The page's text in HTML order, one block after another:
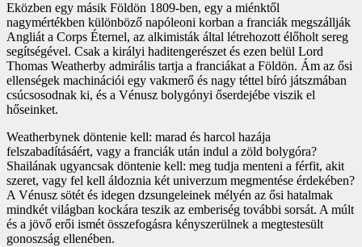
Eközben egy másik Földön 1809-ben, egy a miénktől
nagymértékben különböző napóleoni korban a franciák megszállják
Angliát a Corps Éternel, az alkimisták által létrehozott élőholt sereg
segítségével. Csak a királyi haditengerészet és ezen belül Lord
Thomas Weatherby admirális tartja a franciákat a Földön. Ám az ősi
ellenségek machinációi egy vakmerő és nagy téttel bíró játszmában
csúcsosodnak ki, és a Vénusz bolygónyi őserdejébe viszik el
hőseinket.
Weatherbynek döntenie kell: marad és harcol hazája
felszabadításáért, vagy a franciák után indul a zöld bolygóra?
Shailának ugyancsak döntenie kell: meg tudja menteni a férfit, akit
szeret, vagy fel kell áldoznia két univerzum megmentése érdekében?
A Vénusz sötét és idegen dzsungeleinek mélyén az ősi hatalmak
mindkét világban kockára teszik az emberiség további sorsát. A múlt
és a jövő erői ismét összefogásra kényszerülnek a megtestesült
gonoszság ellenében.